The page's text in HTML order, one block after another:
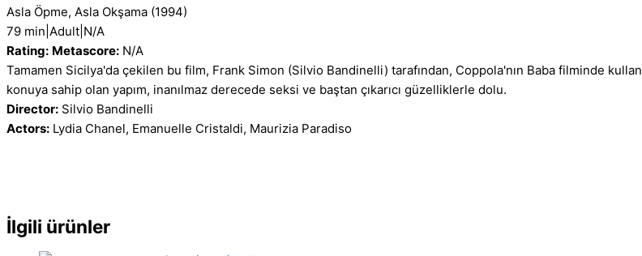
Orjinal
Beta
Kaset
Film
adet
Asla Öpme, Asla Okşama (1994)
79 min Adult N/A
Rating: Metascore: N/A
Tamamen Sicilya'da çekilen bu film, Frank Simon (Silvio Bandinelli) tarafından, Coppola'nın Baba filminde
konuya sahip olan yapım, inanılmaz derecede seksi ve baştan çıkarıcı güzelliklerle dolu.
Director: Silvio Bandinelli
Actors: Lydia Chanel, Emanuelle Cristaldi, Maurizia Paradiso
İlgili ürünler